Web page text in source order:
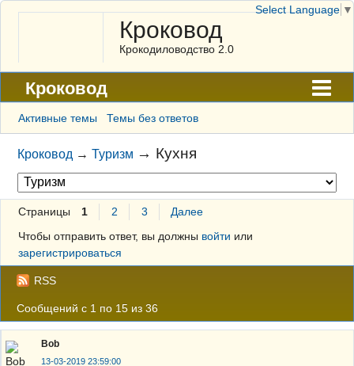
Кроковод
Крокодиловодство 2.0
Кроковод
Форум
Архив
ГАЛЕРЕЯ
Правила
Поиск
Регистрация
Активные темы Темы без ответов
Кроковод →Туризм → Кухня
Страницы 1 2 3
Далее
Чтобы отправить ответ, вы должны войти или
зарегистрироваться
RSS
Сообщений с 1 по 15 из 36
Bob
13-03-2019 23:59:00
Select Language ▼